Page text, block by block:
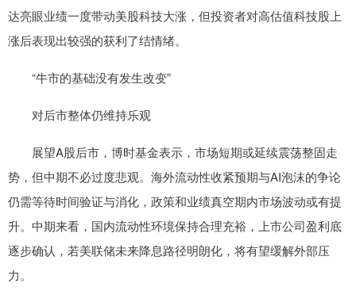
达亮眼业绩一度带动美股科技大涨，但投资者对高估值科技股上
涨后表现出较强的获利了结情绪。
“牛市的基础没有发生改变”
对后市整体仍维持乐观
展望A股后市，博时基金表示，市场短期或延续震荡整固走
势，但中期不必过度悲观。海外流动性收紧预期与AI泡沫的争论
仍需等待时间验证与消化，政策和业绩真空期内市场波动或有提
升。中期来看，国内流动性环境保持合理充裕，上市公司盈利底
逐步确认，若美联储未来降息路径明朗化，将有望缓解外部压
力。